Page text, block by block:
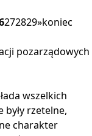
272829»koniec
pozarządowych
wszelkich
rzetelne,
charakter